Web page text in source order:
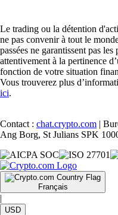
Le trading ou la détention
ne pas convenir à tout le
passées ne garantissent pas
attentivement à la pertinence
fonction de votre situation
Vous trouverez plus
ici.
Contact : chat.crypto.com |
Ang Borg, St Julians SPK
Français
|
USD